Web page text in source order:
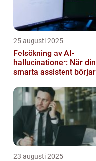
25 augusti 2025
Felsökning av AI-
hallucinationer: När din
smarta assistent börjar
23 augusti 2025